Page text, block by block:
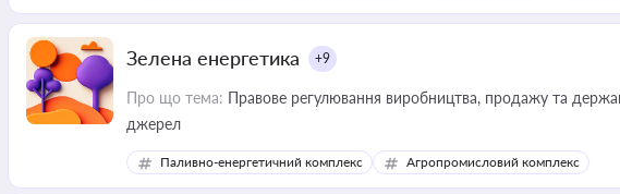
Зелена енергетика +9
Про що тема: Правове регулювання виробництва, продажу та
джерел
Паливно-енергетичний комплекс Агропромисловий комплекс